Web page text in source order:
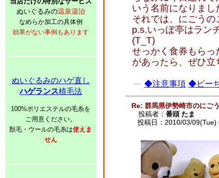
ぬいぐるみの温泉湯治
なめらか加工の具体例
効果がない事例もあります
ぬいぐるみのハゲ直し
ハゲランス植毛法
100%ポリエステルの毛糸を
ご用意ください。
獣毛・ウールの毛糸は使えま
せん
いう名前になりまし
それでは、にごう
p.s.いっぽ亭はラン
(T_T)
せっかく食券もら
があったら、ぜひ
◆注意事項 ◆ビー
Re: 群馬県伊勢崎市のにご
投稿者： 番頭 たま
投稿日：2010/03/